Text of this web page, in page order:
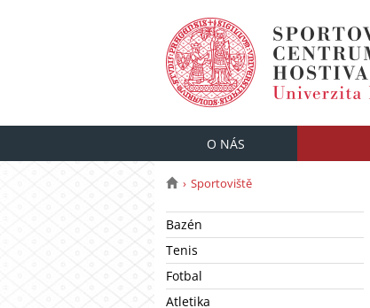
O NÁS
Sportoviště
Bazén
Tenis
Fotbal
Atletika